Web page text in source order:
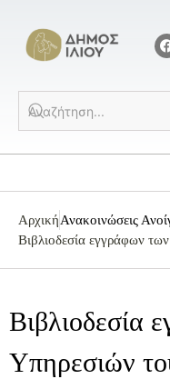
ΑρχικήΑνακοινώσεις
Βιβλιοδεσία εγγράφων
Βιβλιοδεσία
Υπηρεσιών